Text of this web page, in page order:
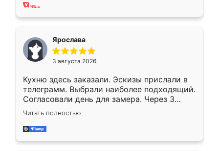
Ярослава
3 августа 2026
Кухню здесь заказали. Эскизы прислали в
телеграмм. Выбрали наиболее подходящий.
Согласовали день для замера. Через 3
недели кухня была уже готова. Остались
довольны работой. Спасибо Ренессанс
мебель за качественную работу!
Читать полностью